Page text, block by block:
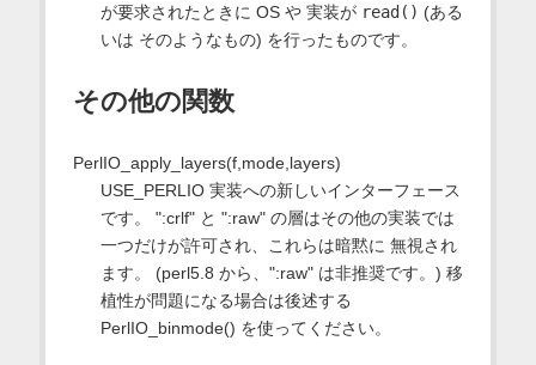
が要求されたときに OS や 実装が read() (ある
いは そのようなもの) を行ったものです。
その他の関数
PerlIO_apply_layers(f,mode,layers)
USE_PERLIO 実装への新しいインターフェース
です。 ":crlf" と ":raw" の層はその他の実装では
一つだけが許可され、これらは暗黙に 無視され
ます。 (perl5.8 から、":raw" は非推奨です。) 移
植性が問題になる場合は後述する
PerlIO_binmode() を使ってください。